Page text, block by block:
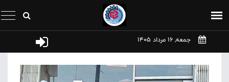
جمعه, 16 مرداد 1405